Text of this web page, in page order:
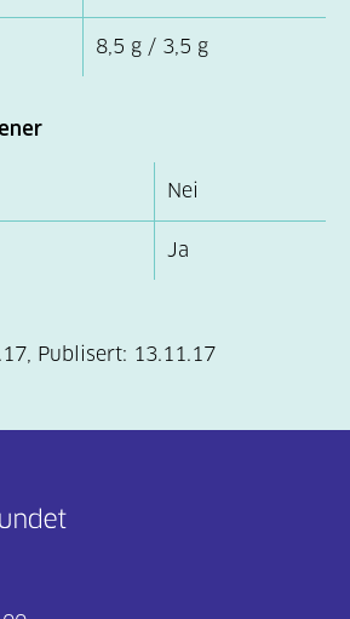
8,5 g / 3,5 g
Nei
Ja
, Publisert: 13.11.17